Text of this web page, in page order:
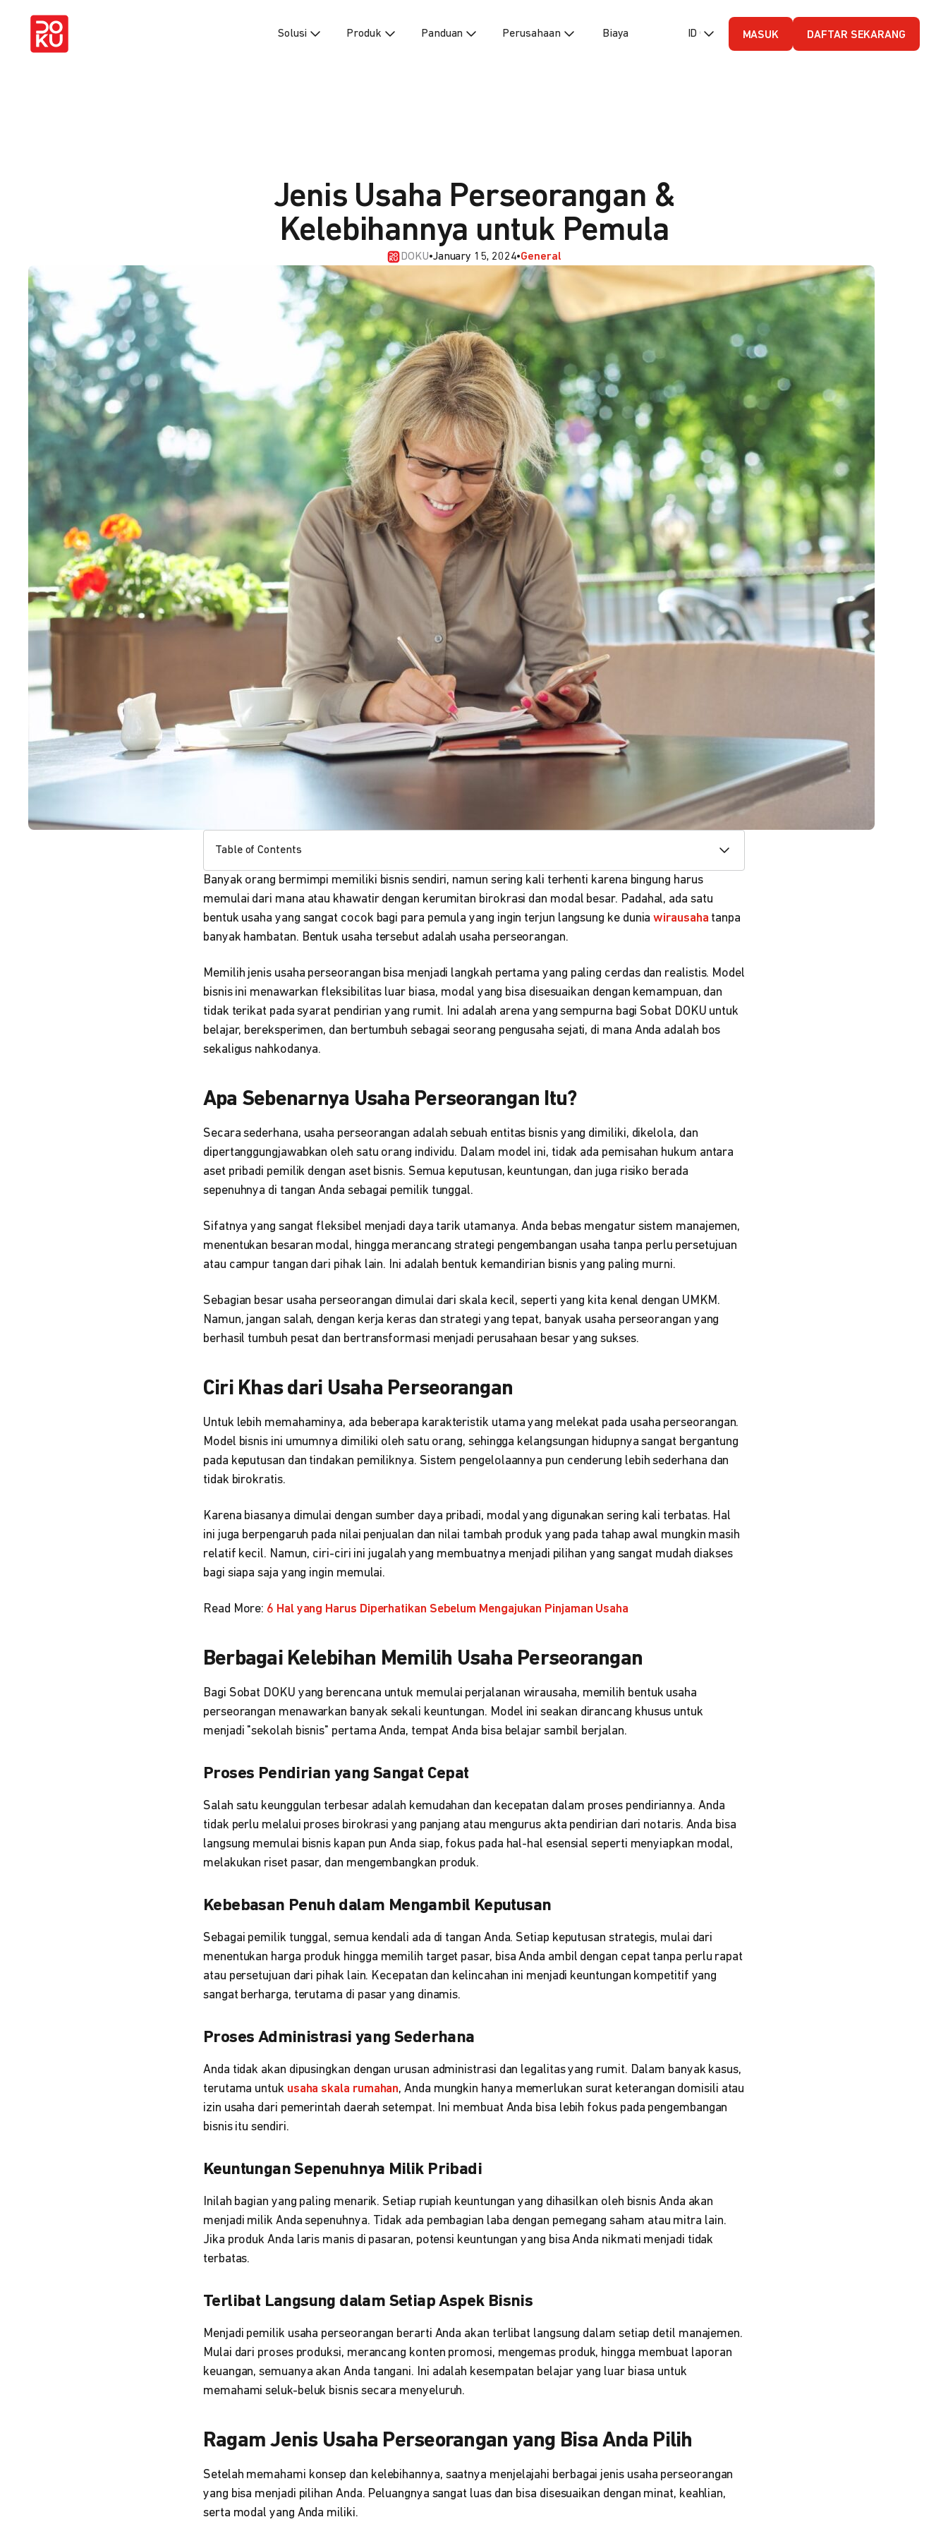
Solusi Produk Panduan Perusahaan Biaya ID (Bahasa Indonesia)
MASUK DAFTAR SEKARANG
Jenis Usaha Perseorangan &
Kelebihannya untuk Pemula
DOKU•January 15, 2024•General
Table of Contents
Banyak orang bermimpi memiliki bisnis sendiri, namun sering kali terhenti karena bingung harus
memulai dari mana atau khawatir dengan kerumitan birokrasi dan modal besar. Padahal, ada satu
bentuk usaha yang sangat cocok bagi para pemula yang ingin terjun langsung ke duniawirausaha tanpa
banyak hambatan. Bentuk usaha tersebut adalah usaha perseorangan.
Memilih jenis usaha perseorangan bisa menjadi langkah pertama yang paling cerdas dan realistis. Model
bisnis ini menawarkan fleksibilitas luar biasa, modal yang bisa disesuaikan dengan kemampuan, dan
tidak terikat pada syarat pendirian yang rumit. Ini adalah arena yang sempurna bagi Sobat DOKU untuk
belajar, bereksperimen, dan bertumbuh sebagai seorang pengusaha sejati, di mana Anda adalah bos
sekaligus nahkodanya.
Apa Sebenarnya Usaha Perseorangan Itu?
Secara sederhana, usaha perseorangan adalah sebuah entitas bisnis yang dimiliki, dikelola, dan
dipertanggungjawabkan oleh satu orang individu. Dalam model ini, tidak ada pemisahan hukum antara
aset pribadi pemilik dengan aset bisnis. Semua keputusan, keuntungan, dan juga risiko berada
sepenuhnya di tangan Anda sebagai pemilik tunggal.
Sifatnya yang sangat fleksibel menjadi daya tarik utamanya. Anda bebas mengatur sistem manajemen,
menentukan besaran modal, hingga merancang strategi pengembangan usaha tanpa perlu persetujuan
atau campur tangan dari pihak lain. Ini adalah bentuk kemandirian bisnis yang paling murni.
Sebagian besar usaha perseorangan dimulai dari skala kecil, seperti yang kita kenal dengan UMKM.
Namun, jangan salah, dengan kerja keras dan strategi yang tepat, banyak usaha perseorangan yang
berhasil tumbuh pesat dan bertransformasi menjadi perusahaan besar yang sukses.
Ciri Khas dari Usaha Perseorangan
Untuk lebih memahaminya, ada beberapa karakteristik utama yang melekat pada usaha perseorangan.
Model bisnis ini umumnya dimiliki oleh satu orang, sehingga kelangsungan hidupnya sangat bergantung
pada keputusan dan tindakan pemiliknya. Sistem pengelolaannya pun cenderung lebih sederhana dan
tidak birokratis.
Karena biasanya dimulai dengan sumber daya pribadi, modal yang digunakan sering kali terbatas. Hal
ini juga berpengaruh pada nilai penjualan dan nilai tambah produk yang pada tahap awal mungkin masih
relatif kecil. Namun, ciri-ciri ini jugalah yang membuatnya menjadi pilihan yang sangat mudah diakses
bagi siapa saja yang ingin memulai.
Read More: 6 Hal yang Harus Diperhatikan Sebelum Mengajukan Pinjaman Usaha
Berbagai Kelebihan Memilih Usaha Perseorangan
Bagi Sobat DOKU yang berencana untuk memulai perjalanan wirausaha, memilih bentuk usaha
perseorangan menawarkan banyak sekali keuntungan. Model ini seakan dirancang khusus untuk
menjadi "sekolah bisnis" pertama Anda, tempat Anda bisa belajar sambil berjalan.
Proses Pendirian yang Sangat Cepat
Salah satu keunggulan terbesar adalah kemudahan dan kecepatan dalam proses pendiriannya. Anda
tidak perlu melalui proses birokrasi yang panjang atau mengurus akta pendirian dari notaris. Anda bisa
langsung memulai bisnis kapan pun Anda siap, fokus pada hal-hal esensial seperti menyiapkan modal,
melakukan riset pasar, dan mengembangkan produk.
Kebebasan Penuh dalam Mengambil Keputusan
Sebagai pemilik tunggal, semua kendali ada di tangan Anda. Setiap keputusan strategis, mulai dari
menentukan harga produk hingga memilih target pasar, bisa Anda ambil dengan cepat tanpa perlu rapat
atau persetujuan dari pihak lain. Kecepatan dan kelincahan ini menjadi keuntungan kompetitif yang
sangat berharga, terutama di pasar yang dinamis.
Proses Administrasi yang Sederhana
Anda tidak akan dipusingkan dengan urusan administrasi dan legalitas yang rumit. Dalam banyak kasus,
terutama untuk usaha skala rumahan, Anda mungkin hanya memerlukan surat keterangan domisili atau
izin usaha dari pemerintah daerah setempat. Ini membuat Anda bisa lebih fokus pada pengembangan
bisnis itu sendiri.
Keuntungan Sepenuhnya Milik Pribadi
Inilah bagian yang paling menarik. Setiap rupiah keuntungan yang dihasilkan oleh bisnis Anda akan
menjadi milik Anda sepenuhnya. Tidak ada pembagian laba dengan pemegang saham atau mitra lain.
Jika produk Anda laris manis di pasaran, potensi keuntungan yang bisa Anda nikmati menjadi tidak
terbatas.
Terlibat Langsung dalam Setiap Aspek Bisnis
Menjadi pemilik usaha perseorangan berarti Anda akan terlibat langsung dalam setiap detil manajemen.
Mulai dari proses produksi, merancang konten promosi, mengemas produk, hingga membuat laporan
keuangan, semuanya akan Anda tangani. Ini adalah kesempatan belajar yang luar biasa untuk
memahami seluk-beluk bisnis secara menyeluruh.
Ragam Jenis Usaha Perseorangan yang Bisa Anda Pilih
Setelah memahami konsep dan kelebihannya, saatnya menjelajahi berbagai jenis usaha perseorangan
yang bisa menjadi pilihan Anda. Peluangnya sangat luas dan bisa disesuaikan dengan minat, keahlian,
serta modal yang Anda miliki.